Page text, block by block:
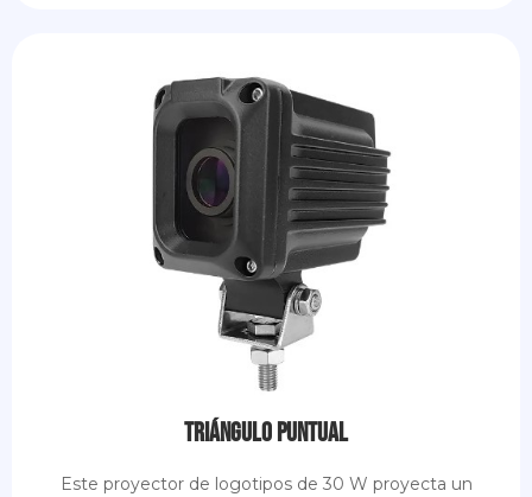
Triángulo puntual
Este proyector de logotipos de 30 W proyecta un